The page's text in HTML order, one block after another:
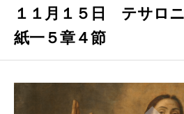
１１月１５日 テサロ
紙一５章４節